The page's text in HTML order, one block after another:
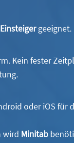
Einsteigergeeignet.
Kein fester
oder iOS für
wird Minitab